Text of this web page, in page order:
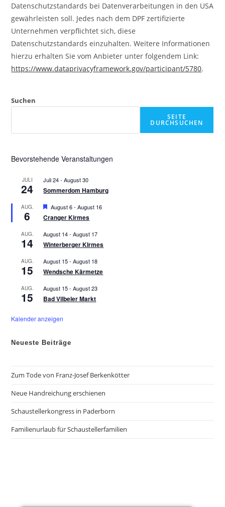
Datenschutzstandards bei Datenverarbeitungen in den USA
gewährleisten soll. Jedes nach dem DPF zertifizierte
Unternehmen verpflichtet sich, diese
Datenschutzstandards einzuhalten. Weitere Informationen
hierzu erhalten Sie vom Anbieter unter folgendem Link:
https://www.dataprivacyframework.gov/participant/5780.
Suchen
SEITE
DURCHSUCHEN
Bevorstehende Veranstaltungen
JULI
24
Juli 24-August 30
Sommerdom Hamburg
AUG.
6
H
r
o
r
e
h
o
e
n
August 6-August 16
Cranger Kirmes
AUG.
14
August 14-August 17
Winterberger KIrmes
AUG.
15
August 15-August 18
Wendsche Kärmetze
AUG.
15
August 15-August 23
Bad Vilbeler Markt
Kalender anzeigen
Neueste Beiträge
Zum Tode von Franz-Josef Berkenkötter
Neue Handreichung erschienen
Schaustellerkongress in Paderborn
Familienurlaub für Schaustellerfamilien